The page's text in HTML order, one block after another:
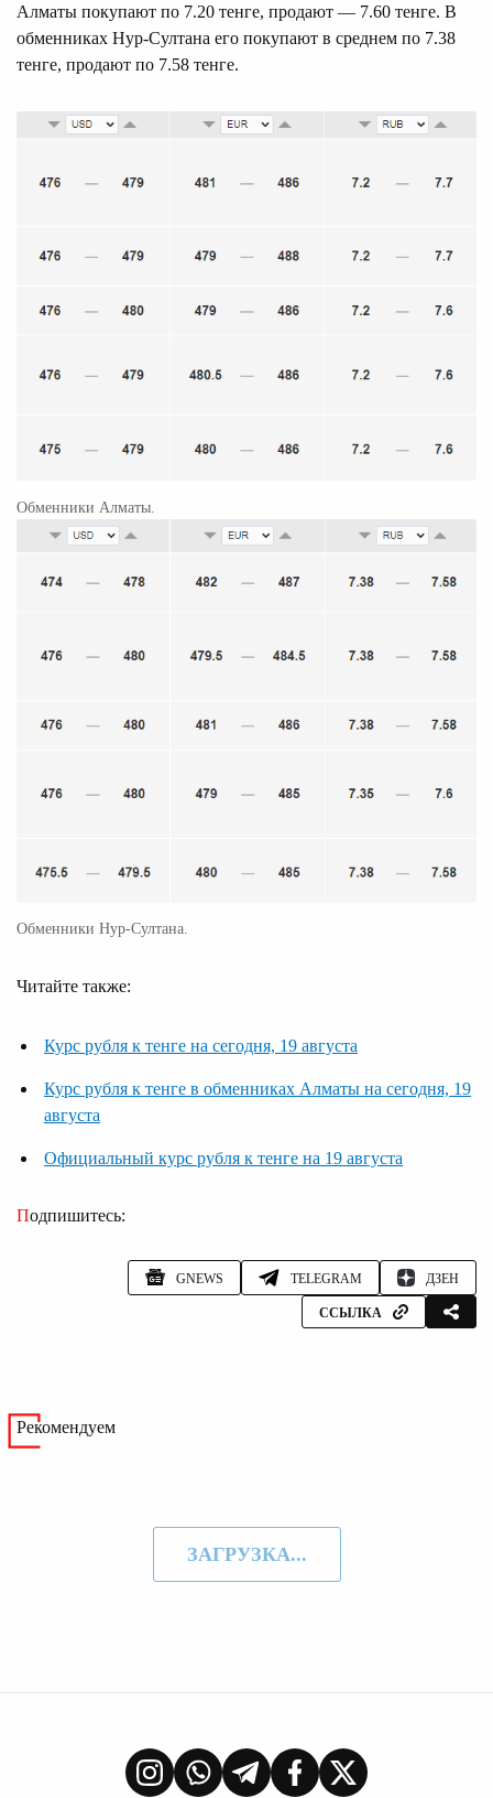
Алматы покупают по 7.20 тенге, продают — 7.60 тенге. В
обменниках Нур-Султана его покупают в среднем по 7.38
тенге, продают по 7.58 тенге.
Обменники Алматы.
Обменники Нур-Султана.
Читайте также:
Курс рубля к тенге на сегодня, 19 августа
Курс рубля к тенге в обменниках Алматы на сегодня, 19
августа
Официальный курс рубля к тенге на 19 августа
Подпишитесь:
GNEWS TELEGRAM ДЗЕН
ССЫЛКА
Рекомендуем
ЗАГРУЗКА...